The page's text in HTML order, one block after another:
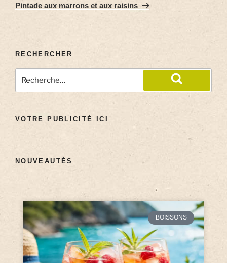
Pintade aux marrons et aux raisins
RECHERCHER
VOTRE PUBLICITÉ ICI
NOUVEAUTÉS
BOISSONS